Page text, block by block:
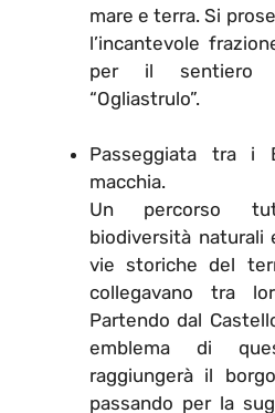
mare e terra. Si
l’incantevole
per il sentiero
“Ogliastrulo”.
Passeggiata tra i
macchia.
Un percorso
biodiversità naturali
vie storiche del
collegavano tra
Partendo dal
emblema di
raggiungerà il
passando per la